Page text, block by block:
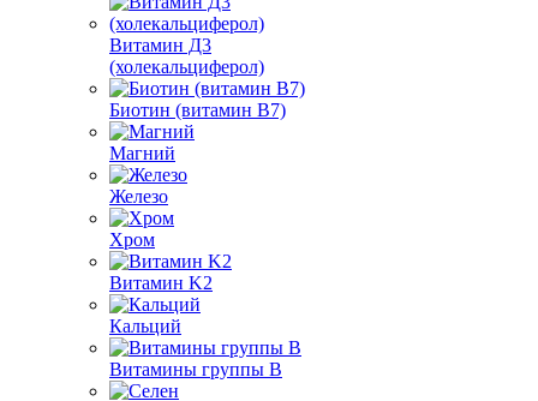
Витамин Д3
(холекальциферол)
Биотин (витамин B7)
Магний
Железо
Хром
Витамин K2
Кальций
Витамины группы B